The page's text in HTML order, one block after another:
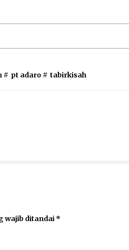
# pt adaro # tabirkisah
wajib ditandai *